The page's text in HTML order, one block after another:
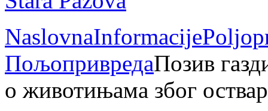
NaslovnaInformacije
ПољопривредаПозив
о животињама због